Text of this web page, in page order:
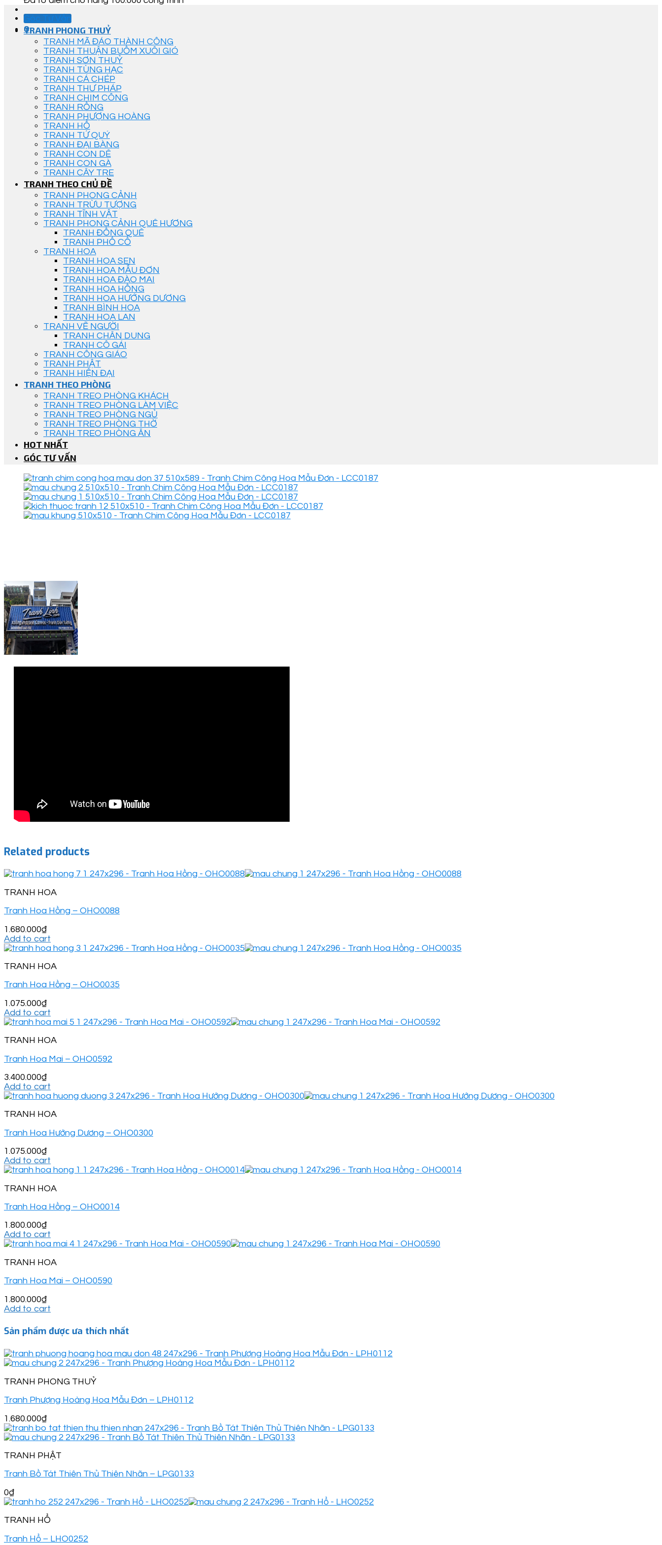
Góc Tư Vấn
0
TRANH PHONG THUỶ
TRANH MÃ ĐÁO THÀNH CÔNG
TRANH THUẬN BUỒM XUÔI GIÓ
TRANH SƠN THUỶ
TRANH TÙNG HẠC
TRANH CÁ CHÉP
TRANH THƯ PHÁP
TRANH CHIM CÔNG
TRANH RỒNG
TRANH PHƯỢNG HOÀNG
TRANH HỔ
TRANH TỨ QUÝ
TRANH ĐẠI BÀNG
TRANH CON DÊ
TRANH CON GÀ
TRANH CÂY TRE
TRANH THEO CHỦ ĐỀ
TRANH PHONG CẢNH
TRANH TRỪU TƯỢNG
TRANH TĨNH VẬT
TRANH PHONG CẢNH QUÊ HƯƠNG
TRANH ĐỒNG QUÊ
TRANH PHỐ CỔ
TRANH HOA
TRANH HOA SEN
TRANH HOA MẪU ĐƠN
TRANH HOA ĐÀO MAI
TRANH HOA HỒNG
TRANH HOA HƯỚNG DƯƠNG
TRANH BÌNH HOA
TRANH HOA LAN
TRANH VẼ NGƯỜI
TRANH CHÂN DUNG
TRANH CÔ GÁI
TRANH CÔNG GIÁO
TRANH PHẬT
TRANH HIỆN ĐẠI
TRANH THEO PHÒNG
TRANH TREO PHÒNG KHÁCH
TRANH TREO PHÒNG LÀM VIỆC
TRANH TREO PHÒNG NGỦ
TRANH TREO PHÒNG THỜ
TRANH TREO PHÒNG ĂN
HOT NHẤT
GÓC TƯ VẤN
Related products
TRANH HOA
Tranh Hoa Hồng – OHO0088
1.680.000₫
Add to cart
TRANH HOA
Tranh Hoa Hồng – OHO0035
1.075.000₫
Add to cart
TRANH HOA
Tranh Hoa Mai – OHO0592
3.400.000₫
Add to cart
TRANH HOA
Tranh Hoa Hướng Dương – OHO0300
1.075.000₫
Add to cart
TRANH HOA
Tranh Hoa Hồng – OHO0014
1.800.000₫
Add to cart
TRANH HOA
Tranh Hoa Mai – OHO0590
1.800.000₫
Add to cart
Sản phẩm được ưa thích nhất
TRANH PHONG THUỶ
Tranh Phượng Hoàng Hoa Mẫu Đơn – LPH0112
1.680.000₫
TRANH PHẬT
Tranh Bồ Tát Thiên Thủ Thiên Nhãn – LPG0133
0₫
TRANH HỔ
Tranh Hổ – LHO0252